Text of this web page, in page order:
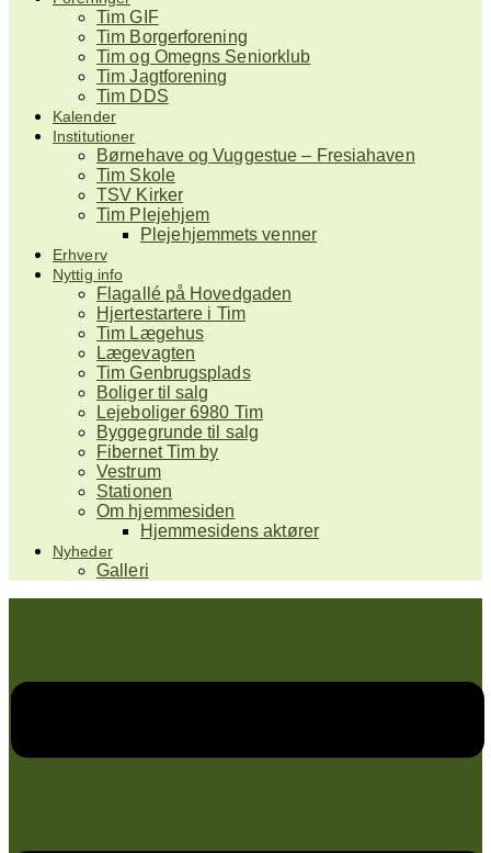
Tim GIF
Tim Borgerforening
Tim og Omegns Seniorklub
Tim Jagtforening
Tim DDS
Kalender
Institutioner
Børnehave og Vuggestue – Fresiahaven
Tim Skole
TSV Kirker
Tim Plejehjem
Plejehjemmets venner
Erhverv
Nyttig info
Flagallé på Hovedgaden
Hjertestartere i Tim
Tim Lægehus
Lægevagten
Tim Genbrugsplads
Boliger til salg
Lejeboliger 6980 Tim
Byggegrunde til salg
Fibernet Tim by
Vestrum
Stationen
Om hjemmesiden
Hjemmesidens aktører
Nyheder
Galleri